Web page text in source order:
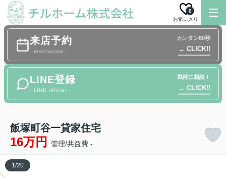
お気に入り
0
来店予約
- reservation -
カンタン60秒
→ CLICK!!
LINE登録
- LINE official -
気軽に相談！
→ CLICK!!
飯塚町谷一貸家住宅
16万円 管理/共益費 -
1/20